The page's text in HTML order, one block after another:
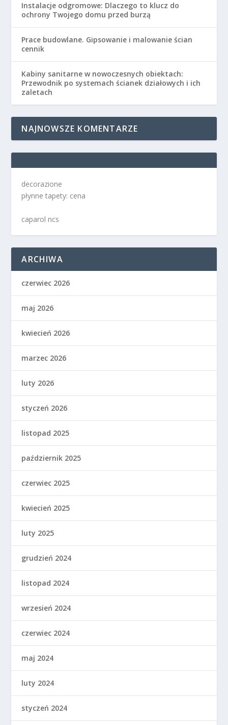
Instalacje odgromowe: Dlaczego to klucz do
ochrony Twojego domu przed burzą
Prace budowlane. Gipsowanie i malowanie ścian
cennik
Kabiny sanitarne w nowoczesnych obiektach:
Przewodnik po systemach ścianek działowych i ich
zaletach
NAJNOWSZE KOMENTARZE
decorazione
płynne tapety: cena
caparol ncs
ARCHIWA
czerwiec 2026
maj 2026
kwiecień 2026
marzec 2026
luty 2026
styczeń 2026
listopad 2025
październik 2025
czerwiec 2025
kwiecień 2025
luty 2025
grudzień 2024
listopad 2024
wrzesień 2024
czerwiec 2024
maj 2024
luty 2024
styczeń 2024